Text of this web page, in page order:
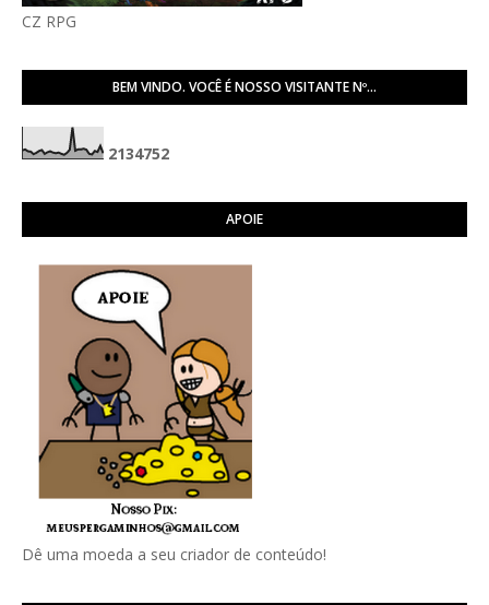
CZ RPG
BEM VINDO. VOCÊ É NOSSO VISITANTE Nº...
2134752
APOIE
Dê uma moeda a seu criador de conteúdo!